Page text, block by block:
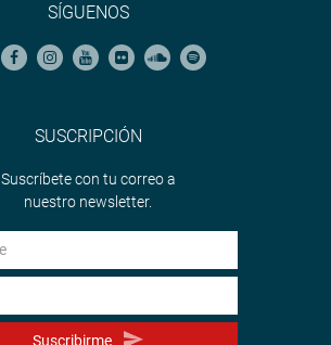
SÍGUENOS
SUSCRIPCIÓN
Suscríbete con tu correo a
nuestro newsletter.
Suscribirme